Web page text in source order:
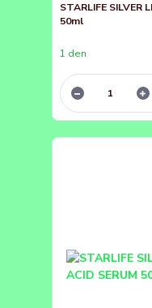
STARLIFE SILVER
50ml
1 den